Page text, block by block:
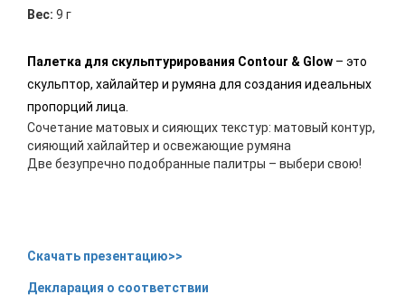
Вес: 9 г
Палетка для скульптурирования Contour & Glow – это
скульптор, хайлайтер и румяна для создания идеальных
пропорций лица.
Сочетание матовых и сияющих текстур: матовый контур,
сияющий хайлайтер и освежающие румяна
Две безупречно подобранные палитры – выбери свою!
Скачать презентацию>>
Декларация о соответствии